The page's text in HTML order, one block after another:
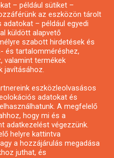
hírlevél
– például sütiket –
az eszközön tárolt
– például egyedi
küldött alapvető
szabott hirdetések és
és tartalomméréshez,
valamint termékek
javításához.
eszközleolvasásos
adatokat és
A megfelelő
hogy mi és a
adatkezelést végezzünk.
helyre kattintva
a hozzájárulás megadása
juthat, és